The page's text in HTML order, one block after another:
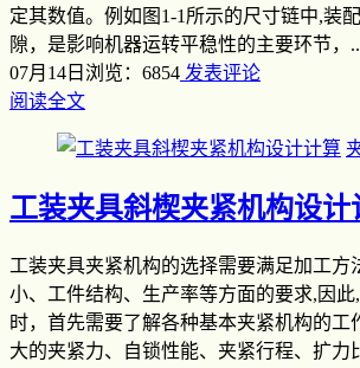
定其数值。例如图1-1所示的尺寸链中,装
隙，是影响机器运转平稳性的主要环节，
07月14日 浏览：6854 发表评论
阅读全文
工装夹具斜楔夹紧机构设计
工装夹具夹紧机构的选择需要满足加工方
小、工件结构、生产率等方面的要求,因
时，首先需要了解各种基本夹紧机构的工
大的夹紧力、自锁性能、夹紧行程、扩力